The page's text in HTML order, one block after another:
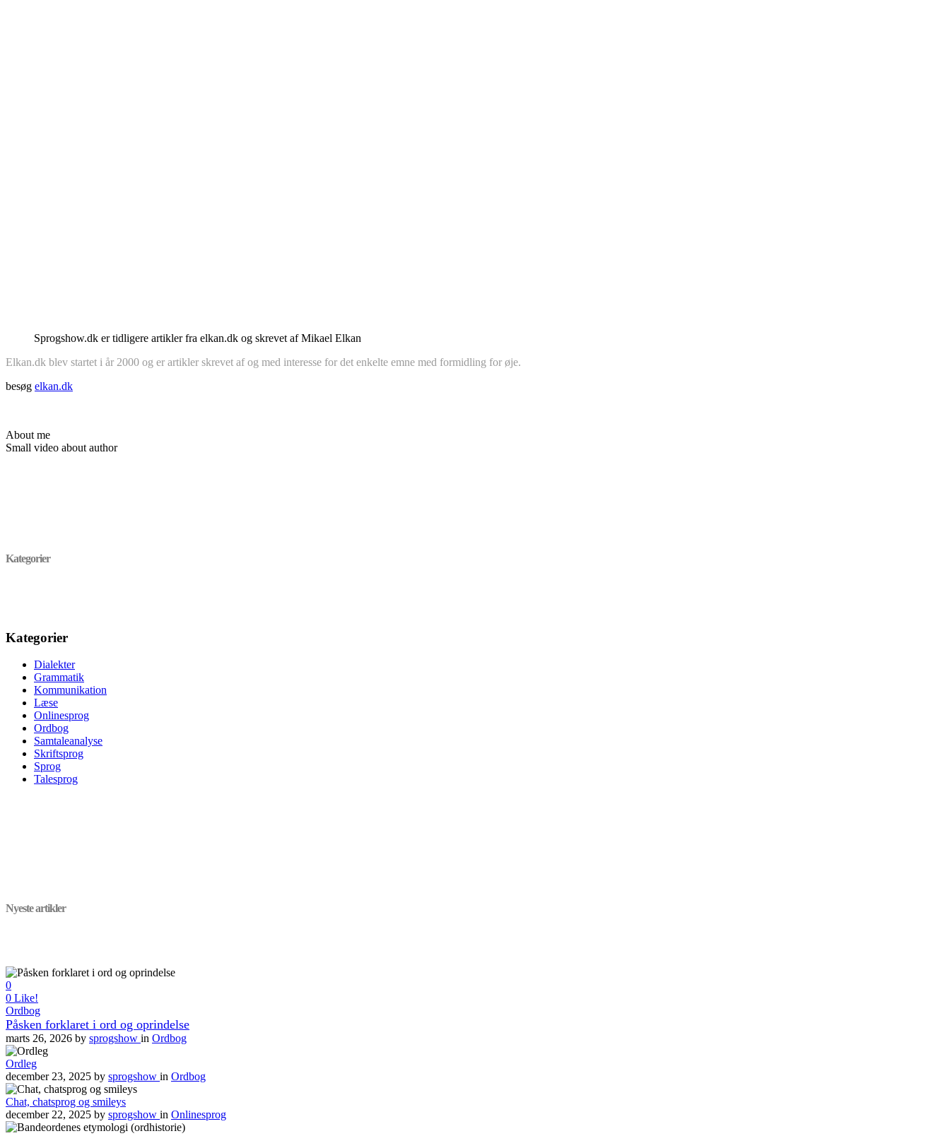
Sprogshow.dk er tidligere artikler fra elkan.dk og skrevet af Mikael Elkan
Elkan.dk blev startet i år 2000 og er artikler skrevet af og med interesse for det enkelte emne med formidling for øje.
besøg elkan.dk
About me
Small video about author
Kategorier
Kategorier
Dialekter
Grammatik
Kommunikation
Læse
Onlinesprog
Ordbog
Samtaleanalyse
Skriftsprog
Sprog
Talesprog
Nyeste artikler
0
0 Like!
Ordbog
Påsken forklaret i ord og oprindelse
marts 26, 2026 by sprogshow in Ordbog
Ordleg
december 23, 2025 by sprogshow in Ordbog
Chat, chatsprog og smileys
december 22, 2025 by sprogshow in Onlinesprog